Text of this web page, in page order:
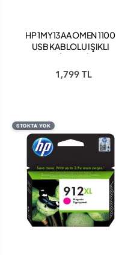
HP 1MY13AA OMEN 1100
USB KABLOLU IŞIKLI
KLAVYE
1,799 TL
STOKTA YOK